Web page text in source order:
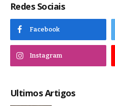
Redes Sociais
Facebook
Instagram
Ultimos Artigos